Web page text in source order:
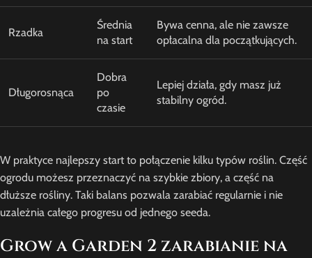
Rzadka
Średnia
na start
Bywa cenna, ale nie zawsze
opłacalna dla początkujących.
Długorosnąca
Dobra
po
czasie
Lepiej działa, gdy masz już
stabilny ogród.
W praktyce najlepszy start to połączenie kilku typów roślin. Część
ogrodu możesz przeznaczyć na szybkie zbiory, a część na
dłuższe rośliny. Taki balans pozwala zarabiać regularnie i nie
uzależnia całego progresu od jednego seeda.
Grow a Garden 2 zarabianie na